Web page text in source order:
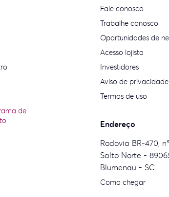
de
Fale conosco
Trabalhe conosco
Oportunidades de
Acesso lojista
Investidores
Aviso de privacidade
Termos de uso
Endereço
Rodovia BR-470,
Salto Norte -
Blumenau - SC
Como chegar